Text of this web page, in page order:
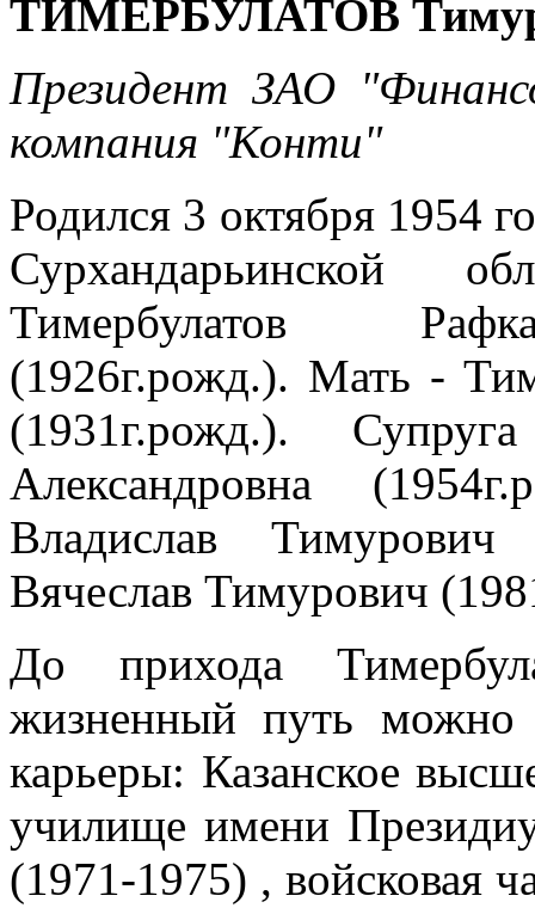
ТИМЕРБУЛАТОВ Тимур
Президент ЗАО
компания "Конти"
Родился 3 октября 1954
Сурхандарьинской
Тимербулатов
(1926г.рожд.). Мать -
(1931г.рожд.).
Александровна
Владислав Тимурович
Вячеслав Тимурович
До прихода
жизненный путь можно
карьеры: Казанское
училище имени
(1971-1975) , войсковая